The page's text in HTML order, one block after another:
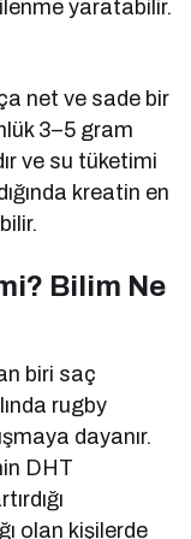
yaratabilir.
net ve sade bir
3–5 gram
ve su tüketimi
kreatin en
Bilim Ne
biri saç
rugby
dayanır.
DHT
olan kişilerde